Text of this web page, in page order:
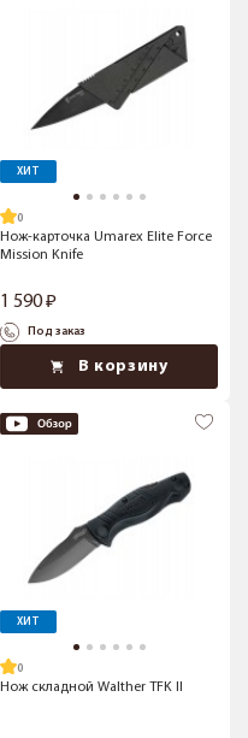
ХИТ
Нож-карточка Umarex Elite Force
Mission Knife
1 590
Под заказ
В корзину
ХИТ
Нож складной Walther TFK II